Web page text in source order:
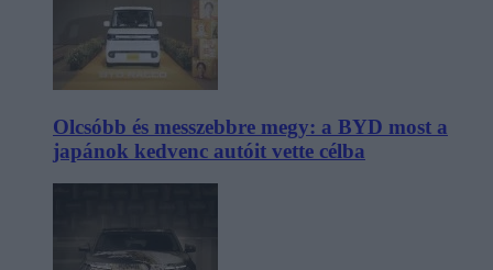
Olcsóbb és messzebbre megy: a BYD most a
japánok kedvenc autóit vette célba